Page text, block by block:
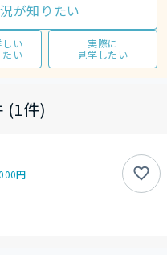
が知りたい
しい
い
実際に
見学したい
(1件)
円